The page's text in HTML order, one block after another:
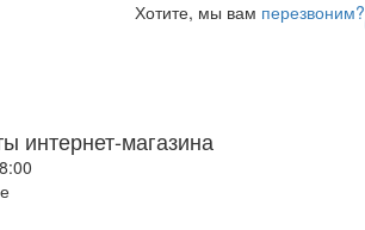
Хотите, мы вам перезвоним?
интернет-магазина